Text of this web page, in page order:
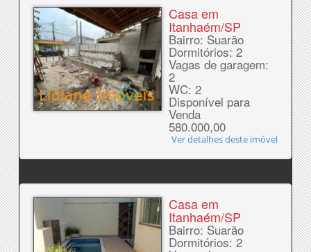
Casa em
Itanhaém/SP
Bairro: Suarão
Dormitórios: 2
Vagas de garagem:
2
WC: 2
Disponível para
Venda
580.000,00
Ver detalhes deste imóvel
Casa em
Itanhaém/SP
Bairro: Suarão
Dormitórios: 2